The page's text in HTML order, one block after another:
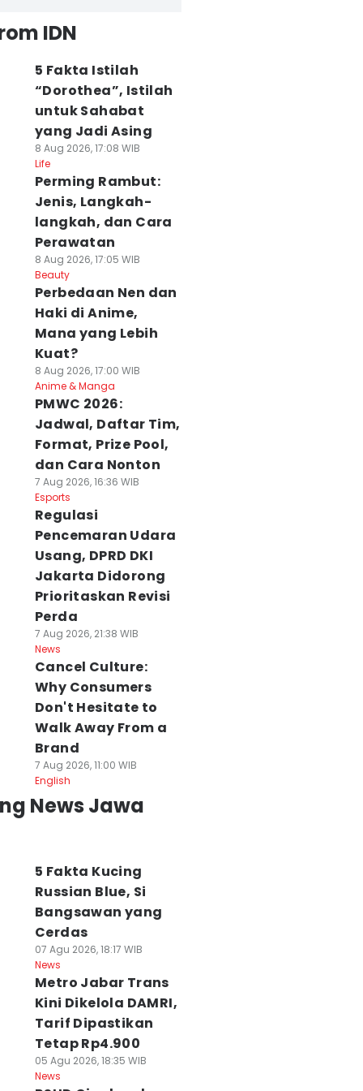
IDN
5 Fakta Istilah
“Dorothea”, Istilah
untuk Sahabat
yang Jadi Asing
8 Aug 2026, 17:08 WIB
Life
Perming Rambut:
Jenis, Langkah-
langkah, dan Cara
Perawatan
8 Aug 2026, 17:05 WIB
Beauty
Perbedaan Nen dan
Haki di Anime,
Mana yang Lebih
Kuat?
8 Aug 2026, 17:00 WIB
Anime & Manga
PMWC 2026:
Jadwal, Daftar Tim,
Format, Prize Pool,
dan Cara Nonton
7 Aug 2026, 16:36 WIB
Esports
Regulasi
Pencemaran Udara
Usang, DPRD DKI
Jakarta Didorong
Prioritaskan Revisi
Perda
7 Aug 2026, 21:38 WIB
News
Cancel Culture:
Why Consumers
Don't Hesitate to
Walk Away From a
Brand
7 Aug 2026, 11:00 WIB
English
News Jawa
5 Fakta Kucing
Russian Blue, Si
Bangsawan yang
Cerdas
07 Agu 2026, 18:17 WIB
News
Metro Jabar Trans
Kini Dikelola DAMRI,
Tarif Dipastikan
Tetap Rp4.900
05 Agu 2026, 18:35 WIB
News